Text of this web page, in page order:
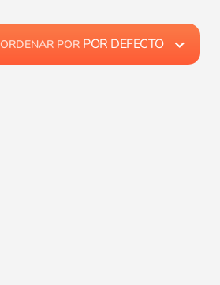
ORDENAR POR POR DEFECTO